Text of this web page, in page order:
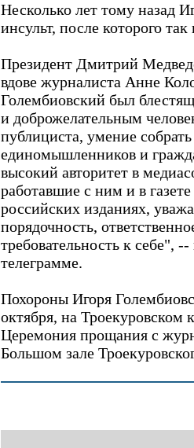
Несколько лет тому назад
инсульт, после которого
Президент Дмитрий
вдове журналиста Анне
Голембиовский был
и доброжелательным
публициста, умение
единомышленников и
высокий авторитет в
работавшие с ним и в
российских изданиях,
порядочность,
требовательность к себе",
телеграмме.
Похороны Игоря
октября, на Троекуровском
Церемония прощания с
Большом зале